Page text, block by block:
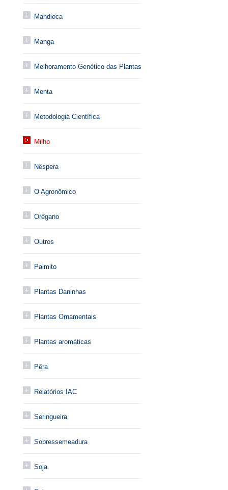
Mandioca
Manga
Melhoramento Genético das Plantas
Menta
Metodologia Científica
Milho
Nêspera
O Agronômico
Orégano
Outros
Palmito
Plantas Daninhas
Plantas Ornamentais
Plantas aromáticas
Pêra
Relatórios IAC
Seringueira
Sobressemeadura
Soja